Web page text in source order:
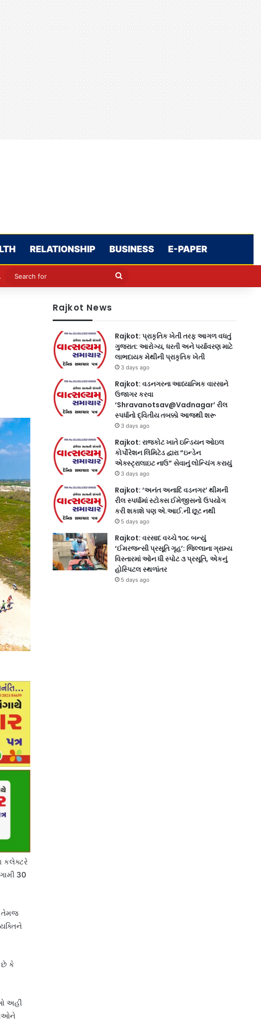
RELATIONSHIP BUSINESS E-PAPER
Article
Switch skin
Search
કલેક્ટરે
30
તેમજ
છે કે
અહીં
Rajkot News
Rajkot: પ્રાકૃતિક ખેતી તરફ આગળ વધતું
ગુજરાત: આરોગ્ય, ધરતી અને પર્યાવરણ માટે
લાભદાયક મેથીની પ્રાકૃતિક ખેતી
3 days ago
Rajkot: વડનગરના આધ્યાત્મિક વારસાને
ઉજાગર કરવા
‘Shravanotsav@Vadnagar’ રીલ
સ્પર્ધાનો દ્વિતીય તબક્કો આજથી શરૂ
3 days ago
Rajkot: રાજકોટ ખાતે ઇન્ડિયન ઓઇલ
કોર્પોરેશન લિમિટેડ દ્વારા “ઇન્ડેન
એક્સ્ટ્રાલાઇટ નાઉ” સેવાનું લોન્ચિંગ કરાયું
3 days ago
Rajkot: ‘અનંત અનાદિ વડનગર’ થીમની
રીલ સ્પર્ધામાં સ્ટોક્સ ઈમેજીસનો ઉપયોગ
કરી શકાશે પણ એ.આઈ.ની છૂટ નથી
5 days ago
Rajkot: વરસાદ વચ્ચે ૧૦૮ બન્યું
‘ઈમરજન્સી પ્રસૂતિ ગૃહ’: જિલ્લાના ગ્રામ્ય
વિસ્તારમાં ઓન ધી સ્પોટ ૩ પ્રસૂતિ, એકનું
હોસ્પિટલ સ્થળાંતર
5 days ago